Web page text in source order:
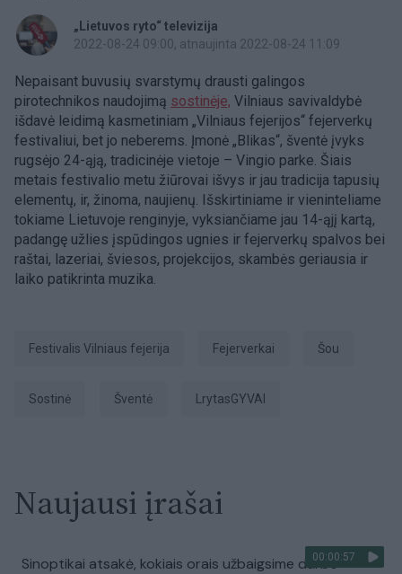
„Lietuvos ryto“ televizija
2022-08-24 09:00, atnaujinta 2022-08-24 11:09
Nepaisant buvusių svarstymų drausti galingos
pirotechnikos naudojimą sostinėje, Vilniaus savivaldybė
išdavė leidimą kasmetiniam „Vilniaus fejerijos“ fejerverkų
festivaliui, bet jo neberems. Įmonė „Blikas“, šventė įvyks
rugsėjo 24-ąją, tradicinėje vietoje – Vingio parke. Šiais
metais festivalio metu žiūrovai išvys ir jau tradicija tapusių
elementų, ir, žinoma, naujienų. Išskirtiniame ir vieninteliame
tokiame Lietuvoje renginyje, vyksiančiame jau 14-ąjį kartą,
padangę užlies įspūdingos ugnies ir fejerverkų spalvos bei
raštai, lazeriai, šviesos, projekcijos, skambės geriausia ir
laiko patikrinta muzika.
festivalis Vilniaus fejerija Fejerverkai šou
Sostinė Šventė LrytasGYVAI
Naujausi įrašai
00:00:57
Sinoptikai atsakė, kokiais orais užbaigsime darbo